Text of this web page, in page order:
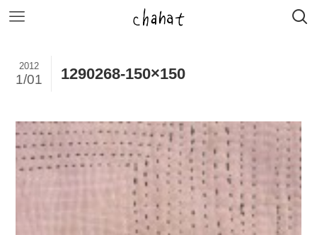
1290268-150×150
2012
1/01